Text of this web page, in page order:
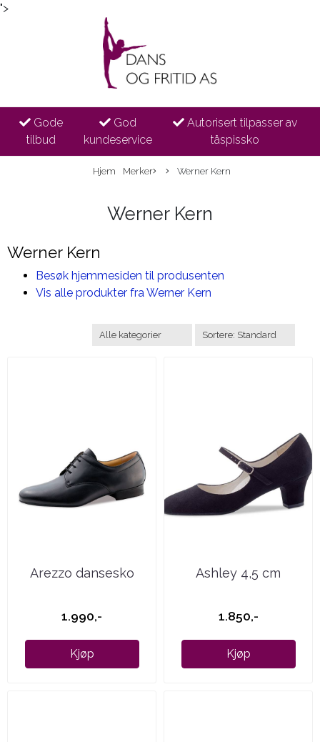
">
Gode
tilbud
God
kundeservice
Autorisert tilpasser av
tåspissko
Hjem Merker Werner Kern
Werner Kern
Werner Kern
Besøk hjemmesiden til produsenten
Vis alle produkter fra Werner Kern
Arezzo dansesko
1.990,-
Kjøp
Ashley 4,5 cm
1.850,-
Kjøp